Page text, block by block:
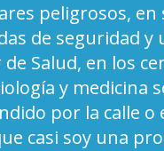
peligrosos, en
de seguridad y
Salud, en los
y medicina
por la calle o
casi soy una